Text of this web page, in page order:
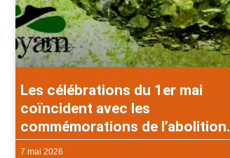
Les célébrations du 1er mai
coïncident avec les
commémorations de l’abolition.
7 mai 2026